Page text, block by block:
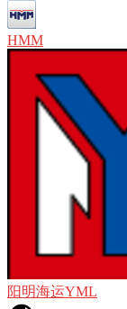
HMM
阳明海运YML